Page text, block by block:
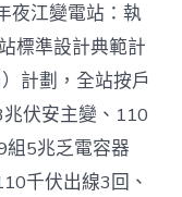
夜江變電站：執
標準設計典範計
計劃，全站按戶
伏安主變、110
5兆乏電容器
千伏出線3回、